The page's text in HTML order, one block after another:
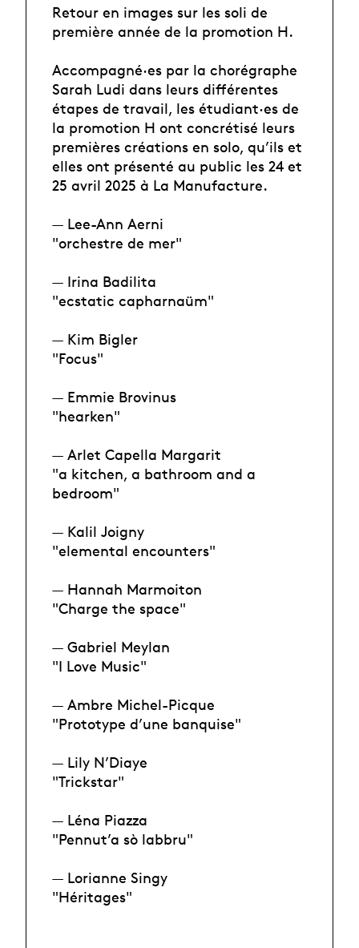
Retour en images sur les soli de
première année de la promotion H.
Accompagné·es par la chorégraphe
Sarah Ludi dans leurs différentes
étapes de travail, les étudiant·es de
la promotion H ont concrétisé leurs
premières créations en solo, qu’ils et
elles ont présenté au public les 24 et
25 avril 2025 à La Manufacture.
— Lee-Ann Aerni
"orchestre de mer"
— Irina Badilita
"ecstatic capharnaüm"
— Kim Bigler
"Focus"
— Emmie Brovinus
"hearken"
— Arlet Capella Margarit
"a kitchen, a bathroom and a
bedroom"
— Kalil Joigny
"elemental encounters"
— Hannah Marmoiton
"Charge the space"
— Gabriel Meylan
"I Love Music"
— Ambre Michel-Picque
"Prototype d’une banquise"
— Lily N’Diaye
"Trickstar"
— Léna Piazza
"Pennut’a sò labbru"
— Lorianne Singy
"Héritages"